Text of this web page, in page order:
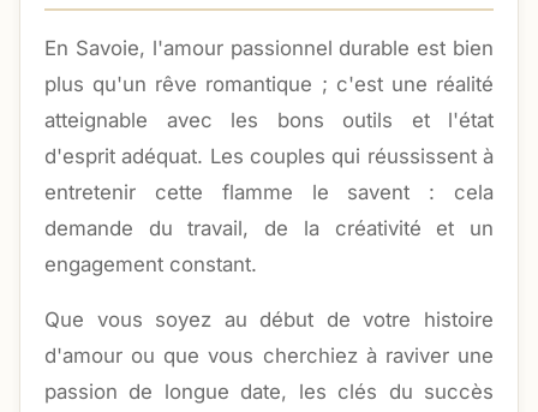
En Savoie, l'amour passionnel durable est bien
plus qu'un rêve romantique ; c'est une réalité
atteignable avec les bons outils et l'état
d'esprit adéquat. Les couples qui réussissent à
entretenir cette flamme le savent : cela
demande du travail, de la créativité et un
engagement constant.
Que vous soyez au début de votre histoire
d'amour ou que vous cherchiez à raviver une
passion de longue date, les clés du succès